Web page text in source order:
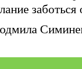
заботься